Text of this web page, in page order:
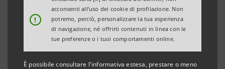
!
acconsenti all’uso dei cookie di profilazione. Non
potremo, perciò, personalizzare la tua esperienza
di navigazione, né offrirti contenuti in linea con le
tue preferenze o i tuoi comportamenti online.
È possibile consultare l'informativa estesa, prestare o meno
Sanpaolo al 31 marzo 2025 è stato reso disponibile
nella giornata odierna presso la Sede sociale nonché
nel meccanismo di stoccaggio autorizzatoeMarket
STORAGE